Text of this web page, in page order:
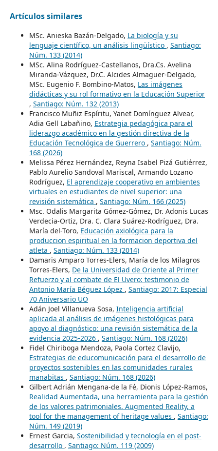
Artículos similares
MSc. Anieska Bazán-Delgado, La biología y su
lenguaje científico, un análisis lingüístico , Santiago:
Núm. 133 (2014)
MSc. Alina Rodríguez-Castellanos, Dra.Cs. Avelina
Miranda-Vázquez, Dr.C. Alcides Almaguer-Delgado,
MSc. Eugenio F. Bombino-Matos, Las imágenes
didácticas y su rol formativo en la Educación Superior
, Santiago: Núm. 132 (2013)
Francisco Muñiz Espíritu, Yanet Domínguez Alvear,
Adia Gell Labañino, Estrategia pedagógica para el
liderazgo académico en la gestión directiva de la
Educación Tecnológica de Guerrero , Santiago: Núm.
168 (2026)
Melissa Pérez Hernández, Reyna Isabel Pizá Gutiérrez,
Pablo Aurelio Sandoval Mariscal, Armando Lozano
Rodríguez, El aprendizaje cooperativo en ambientes
virtuales en estudiantes de nivel superior: una
revisión sistemática , Santiago: Núm. 166 (2025)
Msc. Odalis Margarita Gómez-Gómez, Dr. Adonis Lucas
Verdecia-Ortiz, Dra. C. Clara Suárez-Rodríguez, Dra.
María del-Toro, Educación axiológica para la
produccion espiritual en la formacion deportiva del
atleta , Santiago: Núm. 133 (2014)
Damaris Amparo Torres-Elers, María de los Milagros
Torres-Elers, De la Universidad de Oriente al Primer
Refuerzo y al combate de El Uvero: testimonio de
Antonio María Béguez López , Santiago: 2017: Especial
70 Aniversario UO
Adán Joel Villanueva Sosa, Inteligencia artificial
aplicada al análisis de imágenes histológicas para
apoyo al diagnóstico: una revisión sistemática de la
evidencia 2025-2026 , Santiago: Núm. 168 (2026)
Fidel Chiriboga Mendoza, Paola Cortez Clavijo,
Estrategias de educomunicación para el desarrollo de
proyectos sostenibles en las comunidades rurales
manabitas , Santiago: Núm. 168 (2026)
Gilbert Adrián Mengana-de la Fé, Dionis López-Ramos,
Realidad Aumentada, una herramienta para la gestión
de los valores patrimoniales. Augmented Reality, a
tool for the management of heritage values , Santiago:
Núm. 149 (2019)
Ernest Garcia, Sostenibilidad y tecnología en el post-
desarrollo , Santiago: Núm. 119 (2009)